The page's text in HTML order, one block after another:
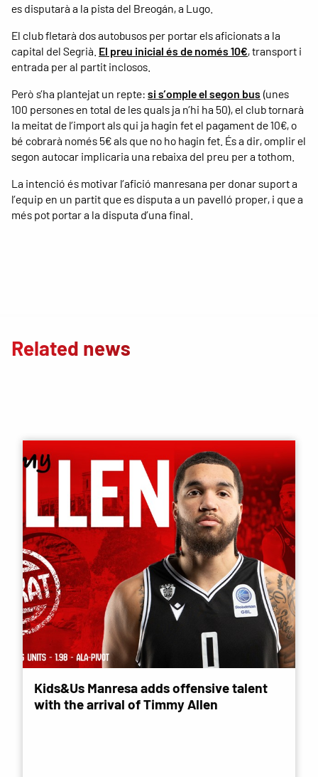
es disputarà a la pista del Breogán, a Lugo.
El club fletarà dos autobusos per portar els aficionats a la
capital del Segrià. El preu inicial és de només 10€, transport i
entrada per al partit inclosos.
Però s’ha plantejat un repte: si s’omple el segon bus (unes
100 persones en total de les quals ja n’hi ha 50), el club tornarà
la meitat de l’import als qui ja hagin fet el pagament de 10€, o
bé cobrarà només 5€ als que no ho hagin fet. És a dir, omplir el
segon autocar implicaria una rebaixa del preu per a tothom.
La intenció és motivar l’afició manresana per donar suport a
l’equip en un partit que es disputa a un pavelló proper, i que a
més pot portar a la disputa d’una final.
Related news
Kids&Us Manresa adds offensive talent
with the arrival of Timmy Allen